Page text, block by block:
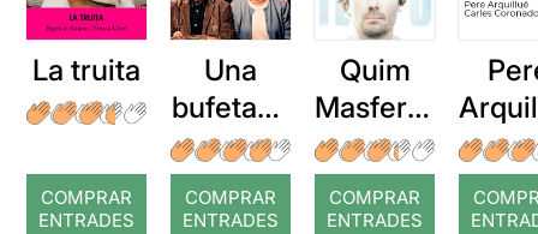
La truita
COMPRAR
ENTRADES
Una
bufetada
a temps
COMPRAR
ENTRADES
Quim
Masferre
r: Temps
COMPRAR
ENTRADES
: